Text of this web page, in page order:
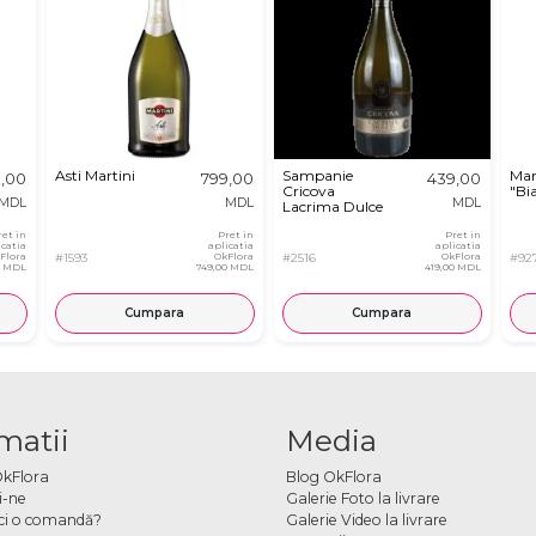
in
MDL
Asti Martini
#1593
799,00
MDL
Pret in
aplicatia
OkFlora
749,00 MDL
Cumpara
Sampanie
Cricova
Lacrima Dulce
#2516
439,00
MDL
Pret in
aplicatia
OkFlora
419,00 MDL
Cumpara
ne
o comandă?
Media
Blog OkFlora
Galerie Foto la livrare
Galerie Video la livrare